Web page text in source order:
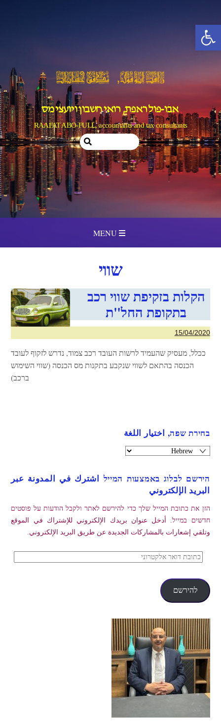
פתח סרגל נגישות
content
MENU
אבו-פול ראפת, רואי חשבון ויועצי מס
RAAFAT ABO-FULL, accountants and tax consultants
שווי
הקלות בזקיפת שווי רכב
בתקופת החל"ת
15/04/2020
ככלל, מעסיק שהעמיד לרשות העובד רכב צמוד, נדרש לזקוף לעובד
הכנסה בהתאם לשווי שנקבע בתקנות מס הכנסה (שווי השימוש
ברכב)
בחירת שפה, اختيار اللغة
הירשם לבלוג באמצעות המייל اشترك في المدونة عبر
البريد الإلكتروني
הזן את כתובת המייל שלך כדי להירשם לאתר ולקבל הודעות על פוסטים
חדשים במייל. أدخل عنوان بريدك الإلكتروني للإشتراك في الموقع
وتلقي إشعارات بالمشاركات الجديدة عن طريق البريد الإلكتروني.
כתובת
אלקטרוני
להירשם